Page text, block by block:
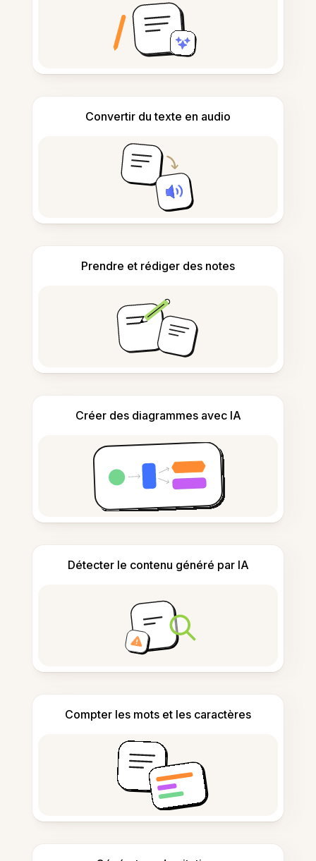
Convertir du texte en audio
Prendre et rédiger des notes
Créer des diagrammes avec IA
Détecter le contenu généré par IA
Compter les mots et les caractères